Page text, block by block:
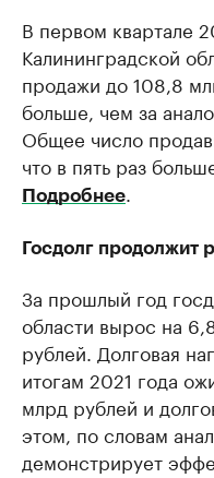
В первом квартале
Калининградской
продажи до 108,8
больше, чем за
Общее число
что в пять раз
Подробнее
Госдолг продолжит
За прошлый год
области вырос на
рублей. Долговая
итогам 2021 года
млрд рублей и
этом, по словам
демонстрирует